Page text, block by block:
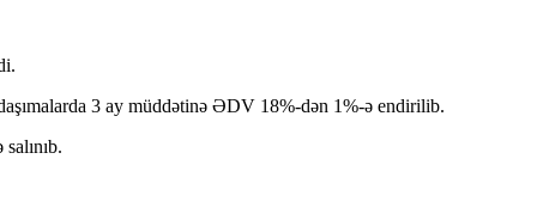
3 ay müddətinə ƏDV 18%-dən 1%-ə endirilib.